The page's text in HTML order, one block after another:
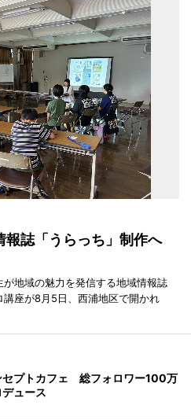
報誌「うらっち」制作へ
地域の魅力を発信する地域情報誌
講座が8月5日、西浦地区で開かれ
セプトカフェ 総フォロワー100万
ュース